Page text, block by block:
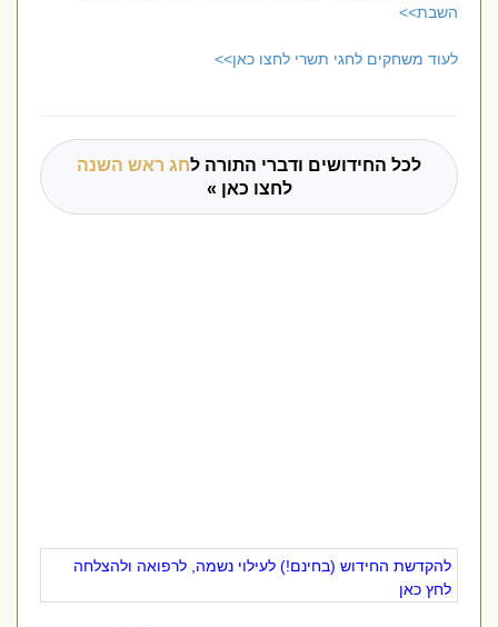
השבת>>
לעוד משחקים לחגי תשרי לחצו כאן>>
לכל החידושים ודברי התורה לחג ראש השנה
לחצו כאן »
להקדשת החידוש (בחינם!) לעילוי נשמה, לרפואה ולהצלחה
לחץ כאן